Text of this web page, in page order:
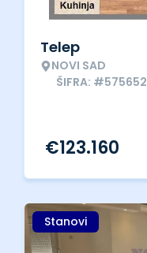
Telep
NOVI SAD
ŠIFRA: #575652
€123.160
Stanovi